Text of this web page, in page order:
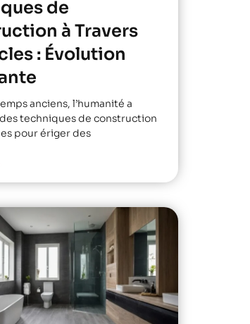
de
à Travers
: Évolution
anciens, l’humanité a
techniques de construction
pour ériger des